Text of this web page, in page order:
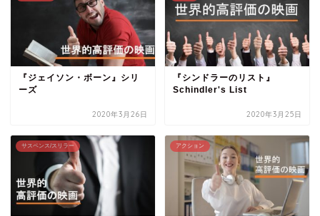
『ジェイソン・ボーン』シリ
ーズ
2020年3月26日
『シンドラーのリスト』
Schindler's List
2020年3月25日
サスペンス/スリラー アクション